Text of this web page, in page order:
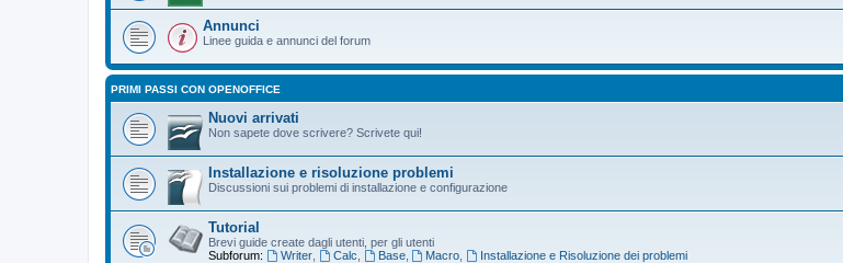
Annunci
Linee guida e annunci del forum
PRIMI PASSI CON OPENOFFICE
Nuovi arrivati
Non sapete dove scrivere? Scrivete qui!
Installazione e risoluzione problemi
Discussioni sui problemi di installazione e configurazione
Tutorial
Brevi guide create dagli utenti, per gli utenti
Subforum:
Writer, Calc Base, Macro Installazione e Risoluzione dei problemi